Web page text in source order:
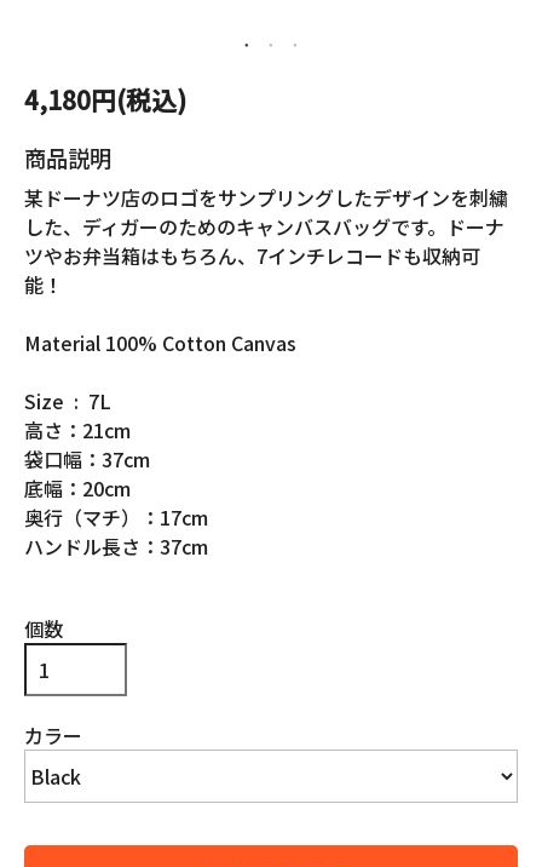
4,180円(税込)
商品説明
某ドーナツ店のロゴをサンプリングしたデザインを刺繍
した、ディガーのためのキャンバスバッグです。ドーナ
ツやお弁当箱はもちろん、7インチレコードも収納可
能！
Material 100% Cotton Canvas
Size : 7L
高さ：21cm
袋口幅：37cm
底幅：20cm
奥行（マチ）：17cm
ハンドル長さ：37cm
個数
カラー